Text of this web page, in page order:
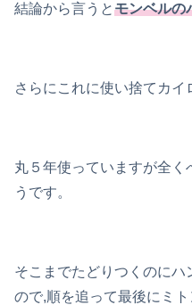
結論から言うとモンベルの
さらにこれに使い捨てカイ
丸５年使っていますが全
うです。
そこまでたどりつくのにハ
ので,順を追って最後にミ